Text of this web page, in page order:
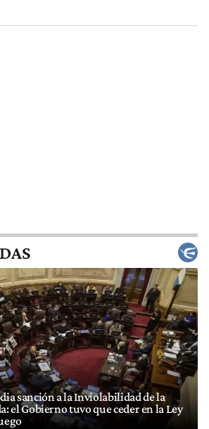
sanción a la Inviolabilidad de la
el Gobierno tuvo que ceder en la Ley